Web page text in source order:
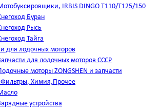
IRBIS DINGO Т110/Т125/150
Буран
Рысь
Тайга
для лодочных моторов
для лодочных моторов СССР
моторы ZONGSHEN и запчасти
Химия,Прочее
устройства